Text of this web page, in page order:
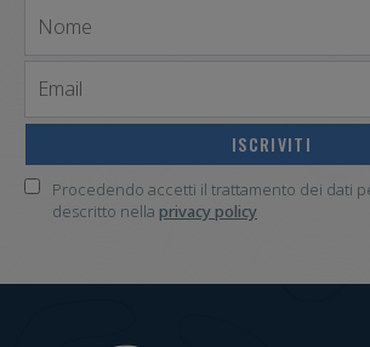
Procedendo accetti il trattamento dei dati
descritto nella privacy policy